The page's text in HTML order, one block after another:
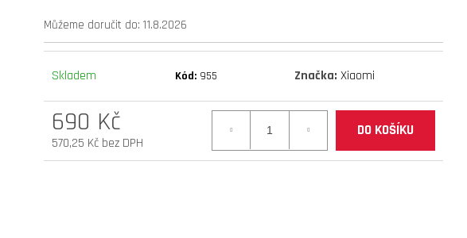
Můžeme doručit do: 11.8.2026
Skladem Kód: 955 Značka: Xiaomi
690 Kč
570,25 Kč bez DPH
Měrná
DO KOŠÍKU
elektrokoloběžka mantis 10 eco 800 facelift
v.2 cz edition
33 990 Kč